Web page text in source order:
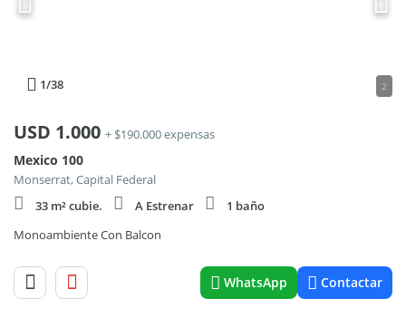
1/38 2
USD 1.000 + $190.000 expensas
Mexico 100
Monserrat, Capital Federal
33 m² cubie.
A Estrenar
1 baño
Monoambiente Con Balcon
WhatsApp Contactar